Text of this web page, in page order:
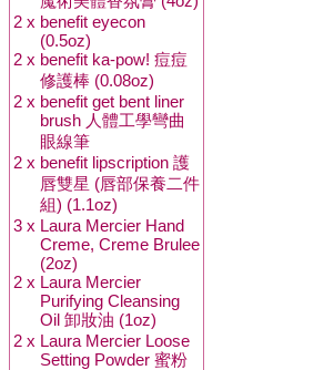
2 x benefit eyecon
(0.5oz)
2 x benefit ka-pow! 痘痘
修護棒 (0.08oz)
2 x benefit get bent liner
brush 人體工學彎曲
眼線筆
2 x benefit lipscription 護
唇雙星 (唇部保養二件
組) (1.1oz)
3 x Laura Mercier Hand
Creme, Creme Brulee
(2oz)
2 x Laura Mercier
Purifying Cleansing
Oil 卸妝油 (1oz)
2 x Laura Mercier Loose
Setting Powder 蜜粉